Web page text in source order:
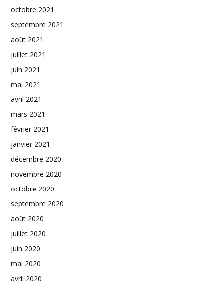
octobre 2021
septembre 2021
août 2021
juillet 2021
juin 2021
mai 2021
avril 2021
mars 2021
février 2021
janvier 2021
décembre 2020
novembre 2020
octobre 2020
septembre 2020
août 2020
juillet 2020
juin 2020
mai 2020
avril 2020